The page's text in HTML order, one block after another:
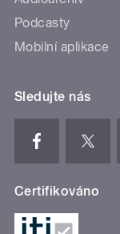
Podcasty
Mobilní aplikace
Sledujte nás
Certifikováno